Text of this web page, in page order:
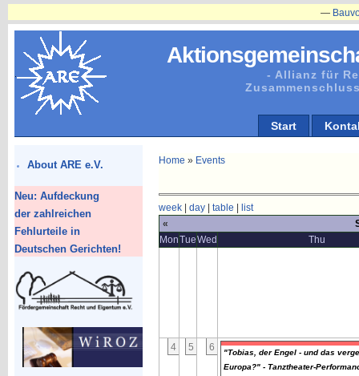
- Allianz für
Start
About ARE e.V.
Neu: Aufdeckung
der zahlreichen
Fehlurteile in
Deutschen Gerichten!
Home » Events
week| day| table
list
«
MonTueWed Thu
4 5 6
"Tobias, der Engel - und das
Europa?" - Tanztheater-